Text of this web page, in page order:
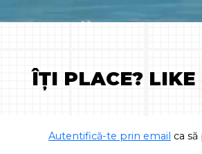
ÎȚI PLACE? LIKE
Autentifică-te prin email ca